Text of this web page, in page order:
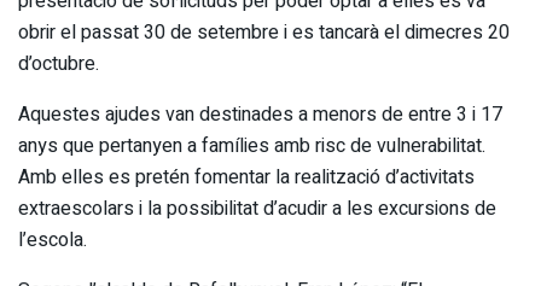
obrir el passat 30 de setembre i es tancarà el dimecres 20
d’octubre.
Aquestes ajudes van destinades a menors de entre 3 i 17
anys que pertanyen a famílies amb risc de vulnerabilitat.
Amb elles es pretén fomentar la realització d’activitats
extraescolars i la possibilitat d’acudir a les excursions de
l’escola.